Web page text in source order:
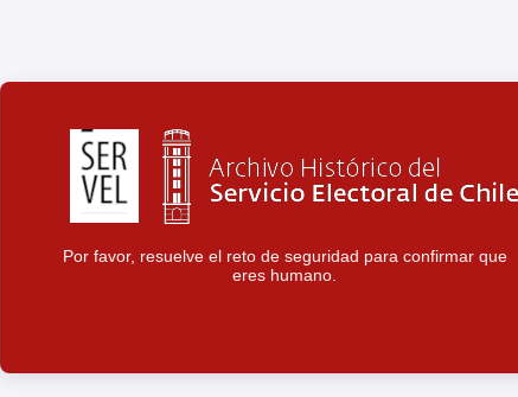
Por favor, resuelve el reto de seguridad para confirmar que
eres humano.